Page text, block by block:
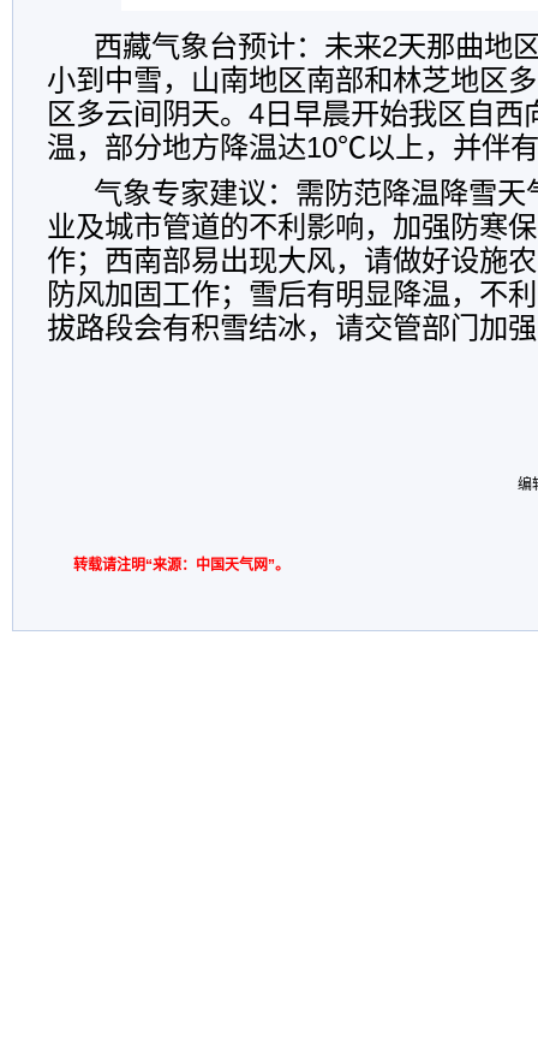
西藏气象台预计： 未来2天那曲地
小到中雪，山南地区南部和林芝地区
区多云间阴天。 4 日早晨开始我区自西
温，部分地方降温达10℃以上，并伴有
气象专家建议：需防范降温降雪天
业及城市管道的不利影响，加强防寒
作；西南部易出现大风，请做好设施
防风加固工作；雪后有明显降温，不
拔路段会有积雪结冰，请交管部门加
编
转载请注明“来源：中国天气网”。